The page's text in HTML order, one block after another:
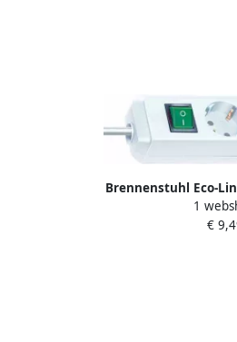
Brennenstuhl Eco-
stekkerdoos
1
€